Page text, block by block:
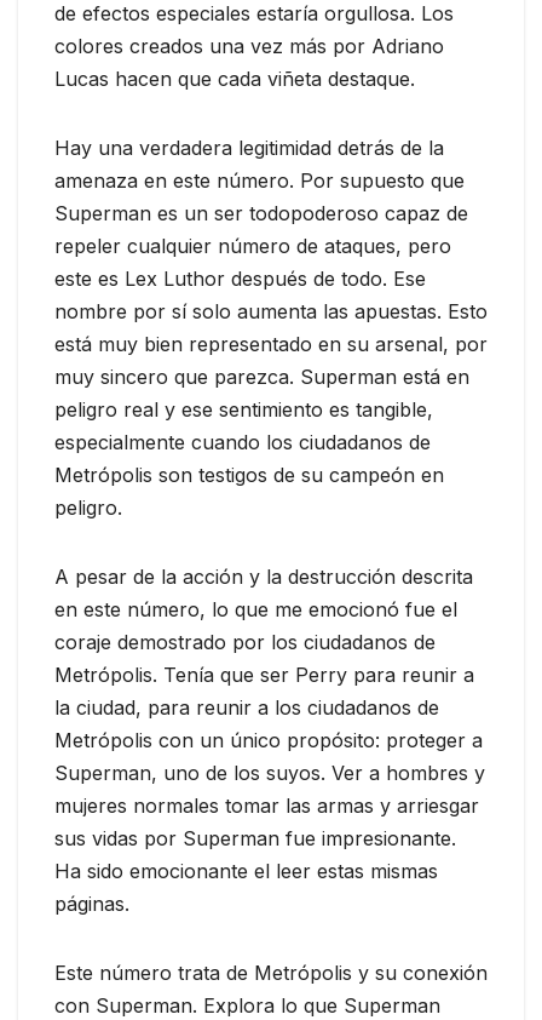
de efectos especiales estaría orgullosa. Los
colores creados una vez más por Adriano
Lucas hacen que cada viñeta destaque.
Hay una verdadera legitimidad detrás de la
amenaza en este número. Por supuesto que
Superman es un ser todopoderoso capaz de
repeler cualquier número de ataques, pero
este es Lex Luthor después de todo. Ese
nombre por sí solo aumenta las apuestas. Esto
está muy bien representado en su arsenal, por
muy sincero que parezca. Superman está en
peligro real y ese sentimiento es tangible,
especialmente cuando los ciudadanos de
Metrópolis son testigos de su campeón en
peligro.
A pesar de la acción y la destrucción descrita
en este número, lo que me emocionó fue el
coraje demostrado por los ciudadanos de
Metrópolis. Tenía que ser Perry para reunir a
la ciudad, para reunir a los ciudadanos de
Metrópolis con un único propósito: proteger a
Superman, uno de los suyos. Ver a hombres y
mujeres normales tomar las armas y arriesgar
sus vidas por Superman fue impresionante.
Ha sido emocionante el leer estas mismas
páginas.
Este número trata de Metrópolis y su conexión
con Superman. Explora lo que Superman